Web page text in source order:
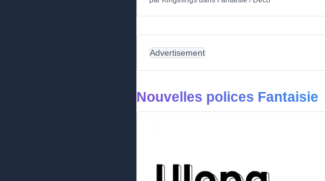
Advertisement
Nouvelles polices Fantaisie